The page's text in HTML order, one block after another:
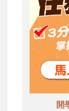
開